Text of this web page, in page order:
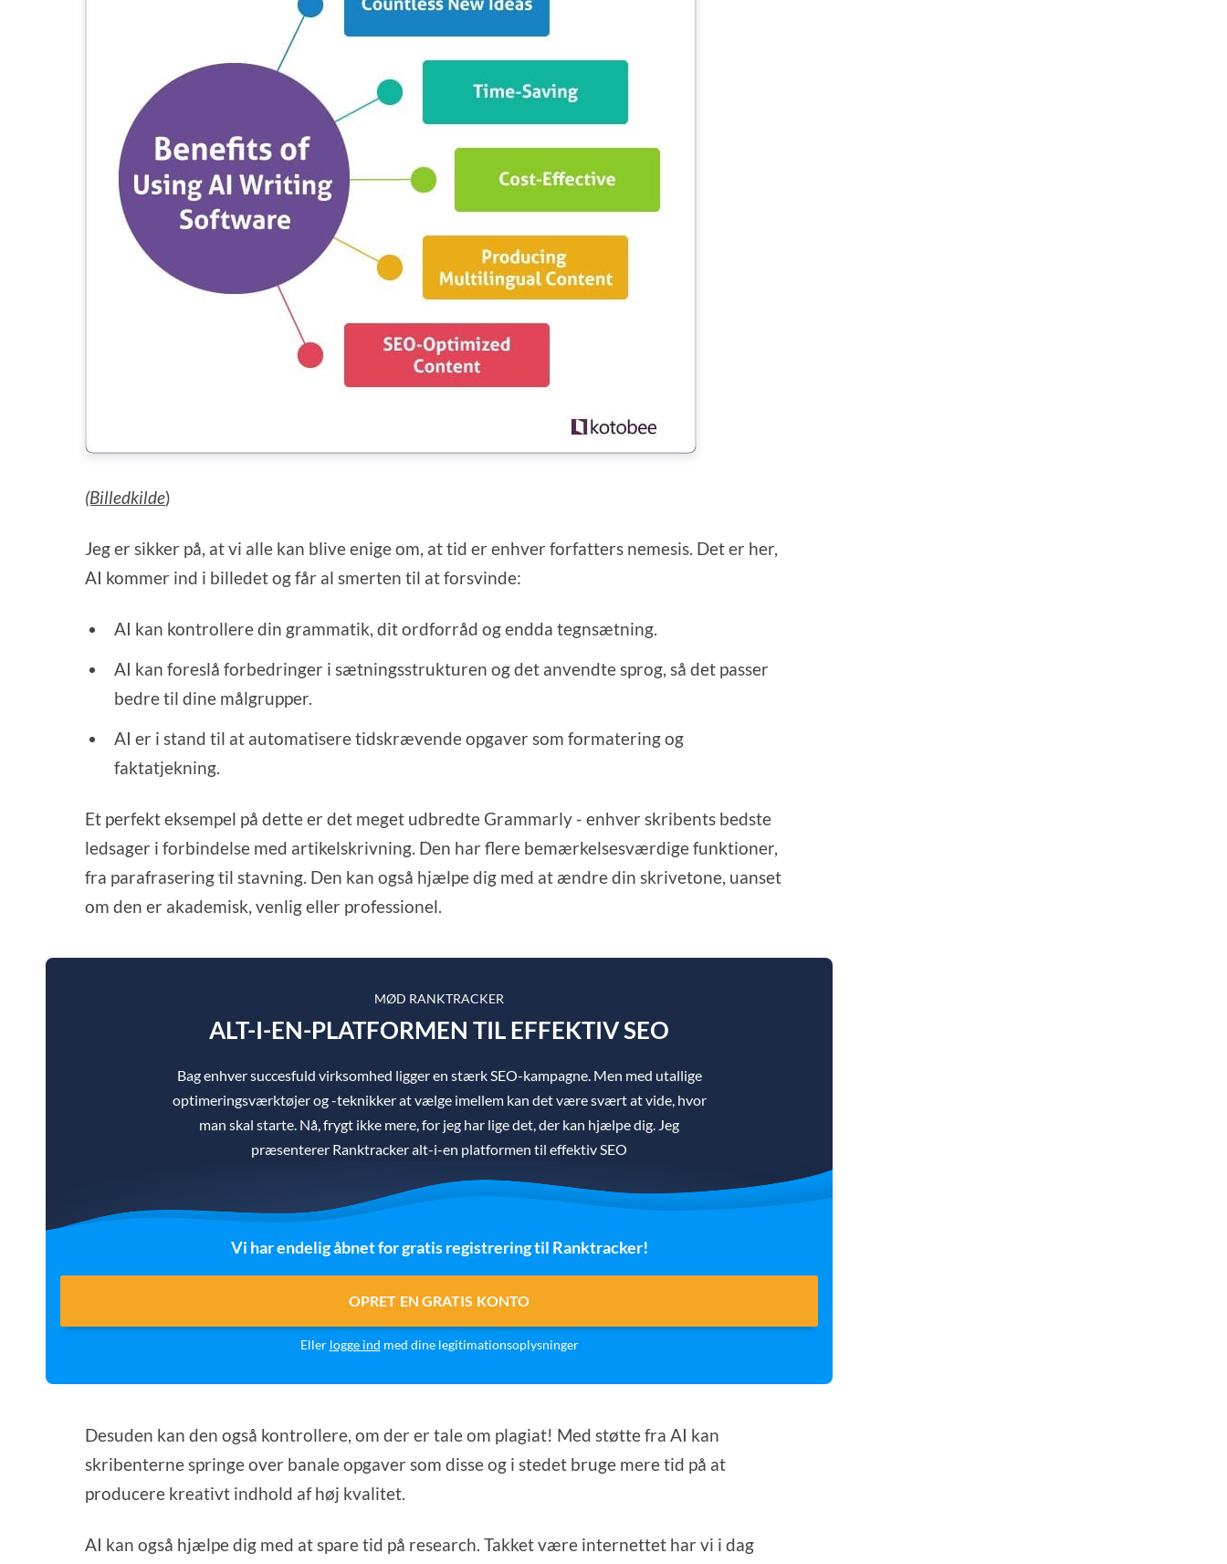
(Billedkilde)
Jeg er sikker på, at vi alle kan blive enige om, at tid er enhver forfatters nemesis. Det er her,
AI kommer ind i billedet og får al smerten til at forsvinde:
AI kan kontrollere din grammatik, dit ordforråd og endda tegnsætning.
AI kan foreslå forbedringer i sætningsstrukturen og det anvendte sprog, så det passer
bedre til dine målgrupper.
AI er i stand til at automatisere tidskrævende opgaver som formatering og
faktatjekning.
Et perfekt eksempel på dette er det meget udbredte Grammarly - enhver skribents bedste
ledsager i forbindelse med artikelskrivning. Den har flere bemærkelsesværdige funktioner,
fra parafrasering til stavning. Den kan også hjælpe dig med at ændre din skrivetone, uanset
om den er akademisk, venlig eller professionel.
MØD RANKTRACKER
ALT-I-EN-PLATFORMEN TIL EFFEKTIV SEO
Bag enhver succesfuld virksomhed ligger en stærk SEO-kampagne. Men med utallige
optimeringsværktøjer og -teknikker at vælge imellem kan det være svært at vide, hvor
man skal starte. Nå, frygt ikke mere, for jeg har lige det, der kan hjælpe dig. Jeg
præsenterer Ranktracker alt-i-en platformen til effektiv SEO
Vi har endelig åbnet for gratis registrering til Ranktracker!
OPRET EN GRATIS KONTO
Eller logge ind med dine legitimationsoplysninger
Desuden kan den også kontrollere, om der er tale om plagiat! Med støtte fra AI kan
skribenterne springe over banale opgaver som disse og i stedet bruge mere tid på at
producere kreativt indhold af høj kvalitet.
AI kan også hjælpe dig med at spare tid på research. Takket være internettet har vi i dag